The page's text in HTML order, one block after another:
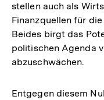
stellen auch als
Finanzquellen für
Beides birgt das
politischen Agenda
abzuschwächen.
Entgegen diesem